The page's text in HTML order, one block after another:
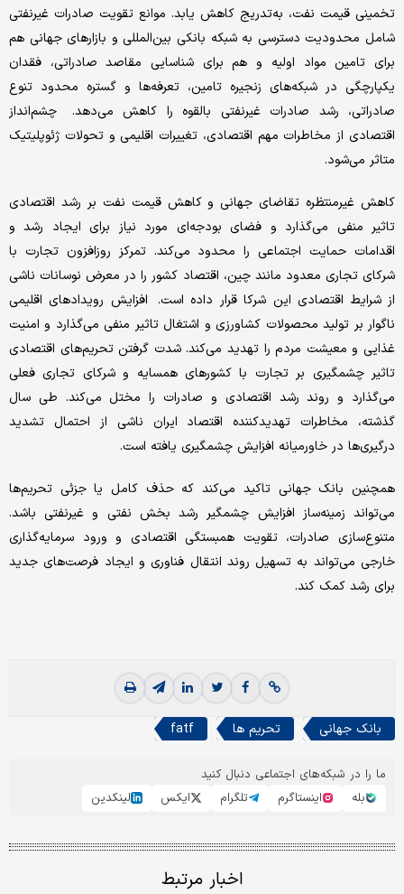
تخمینی قیمت نفت، به‌تدریج کاهش یابد. موانع تقویت صادرات غیرنفتی
شامل محدودیت دسترسی به شبکه بانکی بین‌المللی و بازارهای جهانی هم
برای تامین مواد اولیه و هم برای شناسایی مقاصد صادراتی، فقدان
یکپارچگی در شبکه‌های زنجیره تامین، تعرفه‌ها و گستره محدود تنوع
صادراتی، رشد صادرات غیرنفتی بالقوه را کاهش می‌دهد. چشم‌انداز
اقتصادی از مخاطرات مهم اقتصادی، تغییرات اقلیمی و تحولات ژئوپلیتیک
متاثر می‌شود.
کاهش غیرمنتظره تقاضای جهانی و کاهش قیمت نفت بر رشد اقتصادی
تاثیر منفی می‌گذارد و فضای بودجه‌ای مورد نیاز برای ایجاد رشد و
اقدامات حمایت اجتماعی را محدود می‌کند. تمرکز روزافزون تجارت با
شرکای تجاری معدود مانند چین، اقتصاد کشور را در معرض نوسانات ناشی
از شرایط اقتصادی این شرکا قرار داده است. افزایش رویدادهای اقلیمی
ناگوار بر تولید محصولات کشاورزی و اشتغال تاثیر منفی می‌گذارد و امنیت
غذایی و معیشت مردم را تهدید می‌کند. شدت گرفتن تحریم‌های اقتصادی
تاثیر چشمگیری بر تجارت با کشورهای همسایه و شرکای تجاری فعلی
می‌گذارد و روند رشد اقتصادی و صادرات را مختل می‌کند. طی سال
گذشته، مخاطرات تهدیدکننده اقتصاد ایران ناشی از احتمال تشدید
درگیری‌ها در خاورمیانه افزایش چشمگیری یافته است.
همچنین بانک ‌جهانی تاکید می‌کند که حذف کامل یا جزئی تحریم‌ها
می‌تواند زمینه‌ساز افزایش چشمگیر رشد بخش نفتی و غیرنفتی باشد.
متنوع‌سازی صادرات، تقویت همبستگی اقتصادی و ورود سرمایه‌گذاری
خارجی می‌تواند به تسهیل روند انتقال فناوری و ایجاد فرصت‌های جدید
برای رشد کمک کند.
بانک جهانی تحریم ها fatf
ما را در شبکه‌های اجتماعی دنبال کنید
بله
اینستاگرم تلگرام ایکس لینکدین
اخبار مرتبط